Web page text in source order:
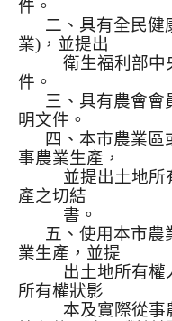
件。
二、具有全民健
業) ，並提出
衛生福利部中
件。
三、具有農會會
明文件。
四、本市農業
事農業生產，
並提出土地所
產之切結
書。
五、使用本市農
業生產，並提
出土地所有
所有權狀影
本及實際從事